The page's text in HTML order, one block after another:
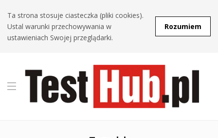
Ta strona stosuje ciasteczka (pliki cookies).
Ustal warunki przechowywania w
ustawieniach Swojej przeglądarki.
Rozumiem